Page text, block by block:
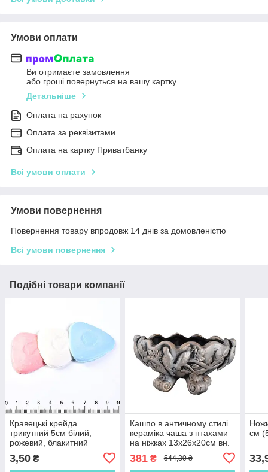
Умови оплати
Ви отримаєте замовлення
або гроші повернуться на вашу картку
Детальніше
Оплата на рахунок
Оплата за реквізитами
Оплата на картку Приватбанку
Всі умови оплати
Умови повернення
Повернення товару впродовж 14 днів за домовленістю
Всі умови повернення
Подібні товари компанії
Кравецькі крейда
трикутний 5см білий,
рожевий, блакитний
3,50 ₴
Кашпо в античному стилі
кераміка чаша з птахами
на ніжках 13х26х20см вн.
бронзу (41033.001)
381₴ 544,30 ₴
см